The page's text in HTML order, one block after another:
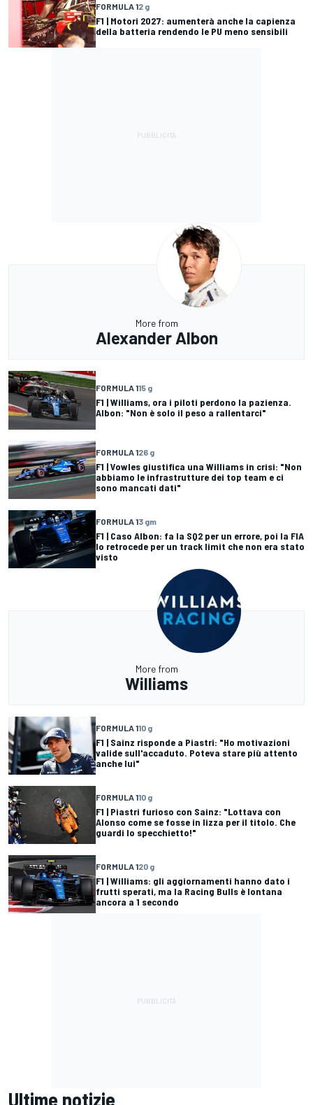
FORMULA 12 g
F1 | Motori 2027: aumenterà anche la capienza
della batteria rendendo le PU meno sensibili
More from
Alexander Albon
FORMULA 115 g
F1 | Williams, ora i piloti perdono la pazienza.
Albon: "Non è solo il peso a rallentarci"
FORMULA 126 g
F1 | Vowles giustifica una Williams in crisi: "Non
abbiamo le infrastrutture dei top team e ci
sono mancati dati"
FORMULA 13 gm
F1 | Caso Albon: fa la SQ2 per un errore, poi la FIA
lo retrocede per un track limit che non era stato
visto
More from
Williams
FORMULA 110 g
F1 | Sainz risponde a Piastri: "Ho motivazioni
valide sull'accaduto. Poteva stare più attento
anche lui"
FORMULA 110 g
F1 | Piastri furioso con Sainz: "Lottava con
Alonso come se fosse in lizza per il titolo. Che
guardi lo specchietto!"
FORMULA 120 g
F1 | Williams: gli aggiornamenti hanno dato i
frutti sperati, ma la Racing Bulls è lontana
ancora a 1 secondo
Ultime notizie